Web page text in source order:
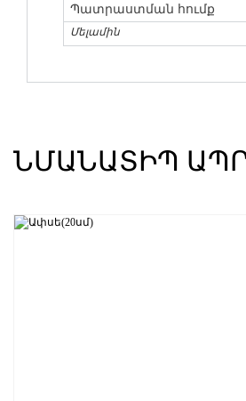
Պատրաստման հումք
Մելամին
ՆՄԱՆԱՏԻՊ